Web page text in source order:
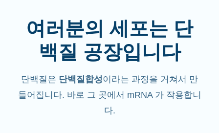
여러분의 세포는 단
백질 공장입니다
단백질은 단백질합성이라는 과정을 거쳐서 만
들어집니다. 바로 그 곳에서 mRNA 가 작용합니
다.